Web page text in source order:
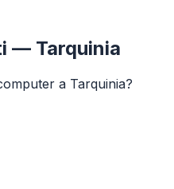
— Tarquinia
a Tarquinia?